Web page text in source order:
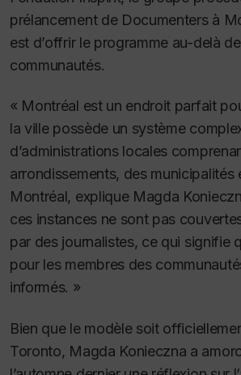
prélancement de Documenters à
est d’offrir le programme au-delà
communautés.
« Montréal est un endroit parfait
la ville possède un système
d’administrations locales
arrondissements, des municipalités
Montréal, explique Magda
ces instances ne sont pas
par des journalistes, ce qui signifie
pour les membres des
informés. »
Bien que le modèle soit
Toronto, Magda Konieczna a